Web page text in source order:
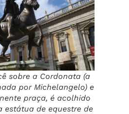
sobre a Cordonata (a
por Michelangelo) e
praça, é acolhido
estátua de equestre de